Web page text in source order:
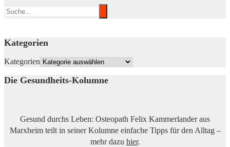
Kategorien
Kategorien
Die Gesundheits-Kolumne
Gesund durchs Leben: Osteopath Felix Kammerlander aus
Marxheim teilt in seiner Kolumne einfache Tipps für den Alltag –
mehr dazu hier.